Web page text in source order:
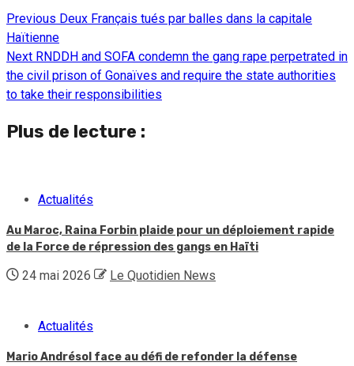
Continue
Reading
Previous Deux Français tués par balles dans la capitale
Haïtienne
Next RNDDH and SOFA condemn the gang rape perpetrated in
the civil prison of Gonaïves and require the state authorities
to take their responsibilities
Plus de lecture :
Actualités
Au Maroc, Raina Forbin plaide pour un déploiement rapide
de la Force de répression des gangs en Haïti
24 mai 2026 Le Quotidien News
Actualités
Mario Andrésol face au défi de refonder la défense